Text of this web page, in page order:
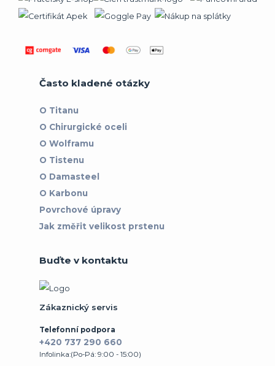
Často kladené otázky
O Titanu
O Chirurgické oceli
O Wolframu
O Tistenu
O Damasteel
O Karbonu
Povrchové úpravy
Jak změřit velikost prstenu
Buďte v kontaktu
Zákaznický servis
Telefonní podpora
+420 737 290 660
Infolinka:(Po-Pá: 9:00 - 15:00)